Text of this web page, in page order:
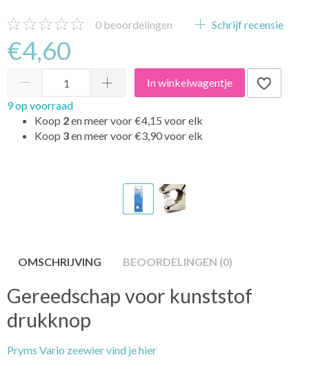
0 beoordelingen Schrijf recensie
€4,60
In winkelwagentje
9 op voorraad
Koop 2en meer voor€4,15 voor elk
Koop 3en meer voor€3,90voor elk
OMSCHRIJVING BEOORDELINGEN (0)
Gereedschap voor kunststof
drukknop
Pryms Vario zeewier vind je hier